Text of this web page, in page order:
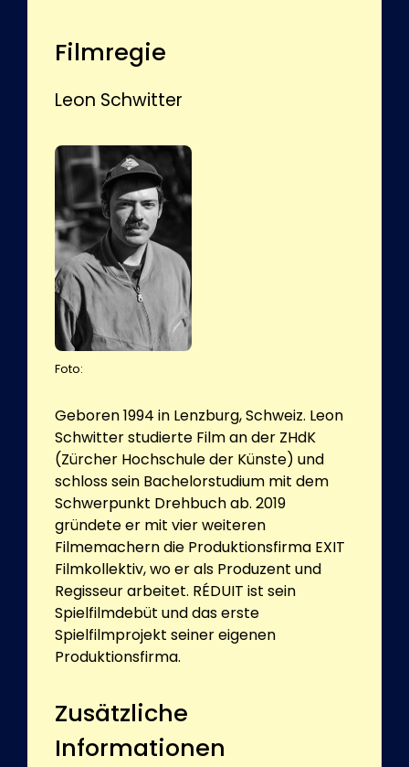
Filmregie
Leon Schwitter
Foto:
Geboren 1994 in Lenzburg, Schweiz. Leon
Schwitter studierte Film an der ZHdK
(Zürcher Hochschule der Künste) und
schloss sein Bachelorstudium mit dem
Schwerpunkt Drehbuch ab. 2019
gründete er mit vier weiteren
Filmemachern die Produktionsfirma EXIT
Filmkollektiv, wo er als Produzent und
Regisseur arbeitet. RÉDUIT ist sein
Spielfilmdebüt und das erste
Spielfilmprojekt seiner eigenen
Produktionsfirma.
Zusätzliche
Informationen